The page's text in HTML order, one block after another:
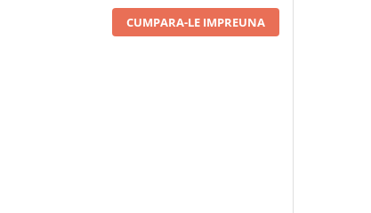
CUMPARA-LE IMPREUNA